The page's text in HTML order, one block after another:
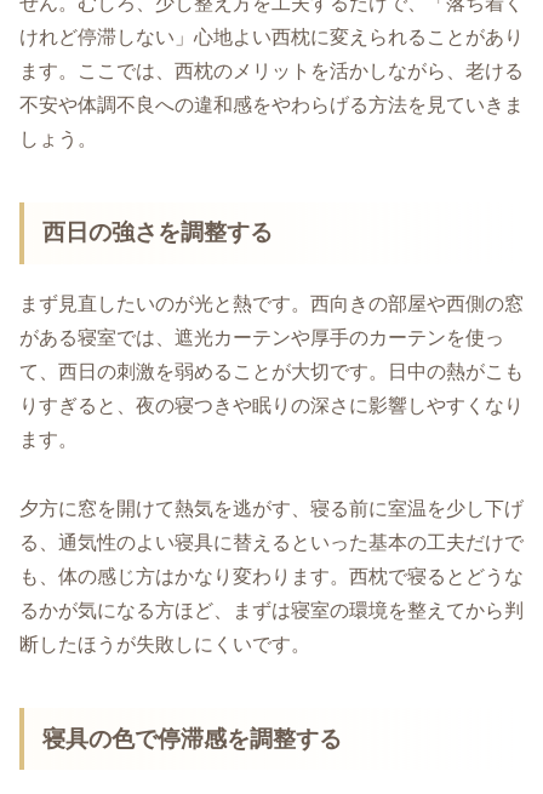
けれど停滞しない」心地よい西枕に変えられることがあり
ます。ここでは、西枕のメリットを活かしながら、老ける
不安や体調不良への違和感をやわらげる方法を見ていきま
しょう。
西日の強さを調整する
まず見直したいのが光と熱です。西向きの部屋や西側の窓
がある寝室では、遮光カーテンや厚手のカーテンを使っ
て、西日の刺激を弱めることが大切です。日中の熱がこも
りすぎると、夜の寝つきや眠りの深さに影響しやすくなり
ます。
夕方に窓を開けて熱気を逃がす、寝る前に室温を少し下げ
る、通気性のよい寝具に替えるといった基本の工夫だけで
も、体の感じ方はかなり変わります。西枕で寝るとどうな
るかが気になる方ほど、まずは寝室の環境を整えてから判
断したほうが失敗しにくいです。
寝具の色で停滞感を調整する